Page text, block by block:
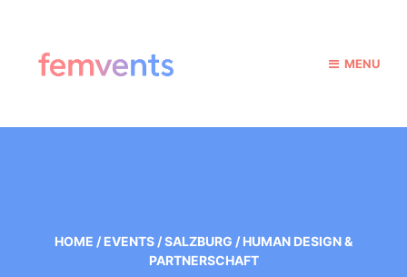
MENU
HOME / EVENTS /SALZBURG / HUMAN DESIGN &
PARTNERSCHAFT